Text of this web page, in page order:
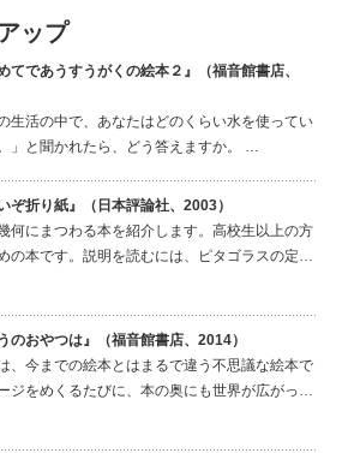
ップ
てであうすうがくの絵本２』（福音館書店、
の生活の中で、あなたはどのくらい水を使ってい
」と聞かれたら、どう答えますか。 …
ぞ折り紙』（日本評論社、2003）
何にまつわる本を紹介します。高校生以上の方
の本です。説明を読むには、ピタゴラスの定…
のおやつは』（福音館書店、2014）
、今までの絵本とはまるで違う不思議な絵本で
ジをめくるたびに、本の奥にも世界が広がっ…